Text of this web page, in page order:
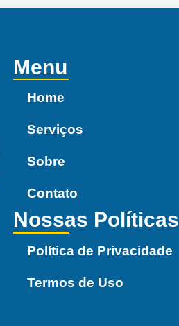
Menu
Home
Serviços
Sobre
Contato
Nossas Políticas
Política de Privacidade
Termos de Uso